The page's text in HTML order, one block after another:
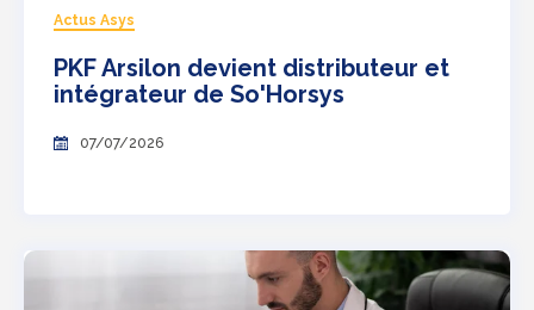
Actus Asys
PKF Arsilon devient distributeur et
intégrateur de So'Horsys
07/07/2026